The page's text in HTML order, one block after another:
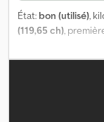
État: bon (utilisé),
(119,65 ch),
4x2, empattement: